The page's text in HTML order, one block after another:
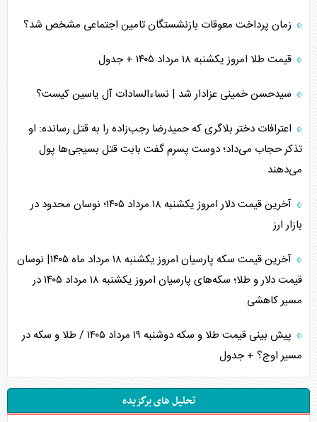
زمان پرداخت معوقات بازنشستگان تامین اجتماعی مشخص شد؟
قیمت طلا امروز یکشنبه ۱۸ مرداد ۱۴۰۵ + جدول
سیدحسن خمینی عزادار شد | نساءالسادات آل یاسین کیست؟
اعترافات دختر بلاگری که حمیدرضا رجب‌زاده را به قتل رسانده: او
تذکر حجاب می‌داد؛ دوست پسرم گفت بابت قتل بسیجی‌ها پول
می‌دهند
آخرین قیمت دلار امروز یکشنبه ۱۸ مرداد ۱۴۰۵؛ نوسان محدود در
بازار ارز
آخرین قیمت سکه پارسیان امروز یکشنبه ۱۸ مرداد ماه ۱۴۰۵| نوسان
قیمت دلار و طلا؛ سکه‌های پارسیان امروز یکشنبه ۱۸ مرداد ۱۴۰۵ در
مسیر کاهشی
پیش بینی قیمت طلا و سکه دوشنبه ۱۹ مرداد ۱۴۰۵ / طلا و سکه در
مسیر اوج؟ + جدول
تحلیل های برگزیده